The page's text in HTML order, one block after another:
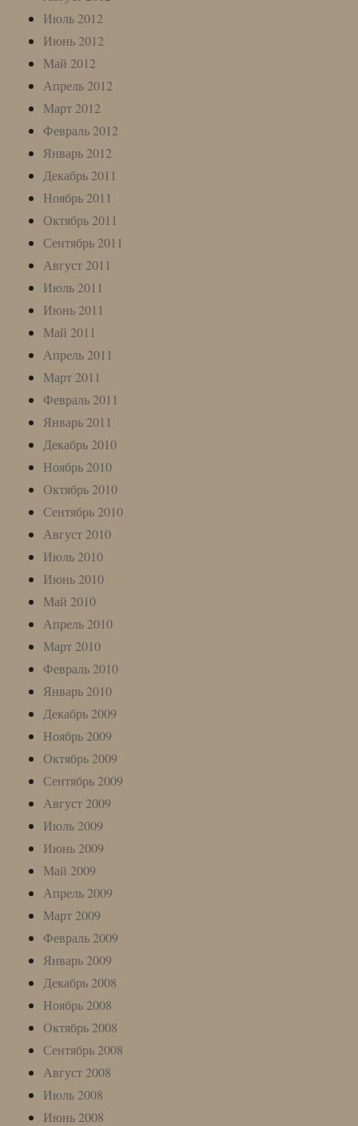
Июль 2012
Июнь 2012
Май 2012
Апрель 2012
Март 2012
Февраль 2012
Январь 2012
Декабрь 2011
Ноябрь 2011
Октябрь 2011
Сентябрь 2011
Август 2011
Июль 2011
Июнь 2011
Май 2011
Апрель 2011
Март 2011
Февраль 2011
Январь 2011
Декабрь 2010
Ноябрь 2010
Октябрь 2010
Сентябрь 2010
Август 2010
Июль 2010
Июнь 2010
Май 2010
Апрель 2010
Март 2010
Февраль 2010
Январь 2010
Декабрь 2009
Ноябрь 2009
Октябрь 2009
Сентябрь 2009
Август 2009
Июль 2009
Июнь 2009
Май 2009
Апрель 2009
Март 2009
Февраль 2009
Январь 2009
Декабрь 2008
Ноябрь 2008
Октябрь 2008
Сентябрь 2008
Август 2008
Июль 2008
Июнь 2008